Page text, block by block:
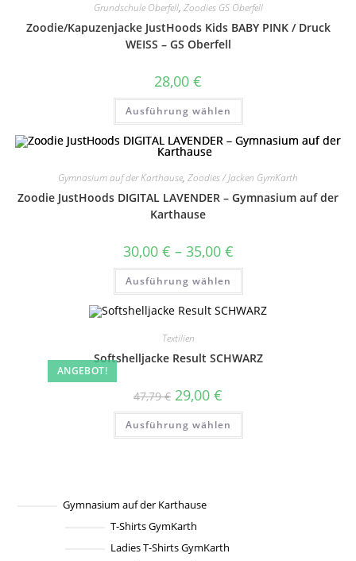
Grundschule Oberfell, Zoodies GS Oberfell
Zoodie/Kapuzenjacke JustHoods Kids BABY PINK / Druck
WEISS – GS Oberfell
28,00 €
Ausführung wählen
Dieses
weist
mehrere
Varianten
Optionen
können
auf
Gymnasium auf der Karthause, Zoodies / Jacken GymKarth
Zoodie JustHoods DIGITAL LAVENDER – Gymnasium auf der
Karthause
30,00 € – 35,00 €Preisspanne:
30,00 €
bis
Ausführung wählen
Dieses
weist
mehrere
Varianten
können
werden
ANGEBOT!
Textilien
Softshelljacke Result SCHWARZ
47,79€ Ursprünglicher
Preis
war:
47,79 €
29,00 €
ist:
29,00 €.
Ausführung wählen
Dieses
weist
Gymnasium auf der Karthause
T-Shirts GymKarth
Ladies T-Shirts GymKarth